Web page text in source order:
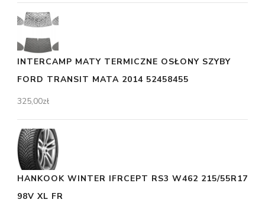
INTERCAMP MATY TERMICZNE OSŁONY SZYBY
FORD TRANSIT MATA 2014 52458455
325,00zł
HANKOOK WINTER IFRCEPT RS3 W462 215/55R17
98V XL FR